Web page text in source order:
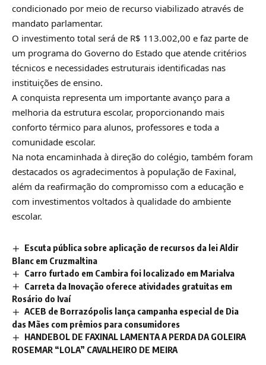
condicionado por meio de recurso viabilizado através de
mandato parlamentar.
O investimento total será de R$ 113.002,00 e faz parte de
um programa do Governo do Estado que atende critérios
técnicos e necessidades estruturais identificadas nas
instituições de ensino.
A conquista representa um importante avanço para a
melhoria da estrutura escolar, proporcionando mais
conforto térmico para alunos, professores e toda a
comunidade escolar.
Na nota encaminhada à direção do colégio, também foram
destacados os agradecimentos à população de Faxinal,
além da reafirmação do compromisso com a educação e
com investimentos voltados à qualidade do ambiente
escolar.
Escuta pública sobre aplicação de recursos da lei Aldir
Blanc em Cruzmaltina
Carro furtado em Cambira foi localizado em Marialva
Carreta da Inovação oferece atividades gratuitas em
Rosário do Ivaí
ACEB de Borrazópolis lança campanha especial de Dia
das Mães com prêmios para consumidores
HANDEBOL DE FAXINAL LAMENTA A PERDA DA GOLEIRA
ROSEMAR “LOLA” CAVALHEIRO DE MEIRA